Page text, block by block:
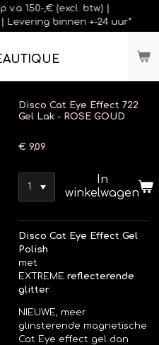
150-,€ (excl. btw) |
Levering binnen +-24 uur*
Disco Cat Eye Effect 722
Gel Lak - ROSE GOUD
€ 9,09
In
winkelwagen
Disco Cat Eye Effect Gel
Polish
met
EXTREME reflecterende
glitter
NIEUWE, meer
glinsterende magnetische
Cat Eye effect gel dan